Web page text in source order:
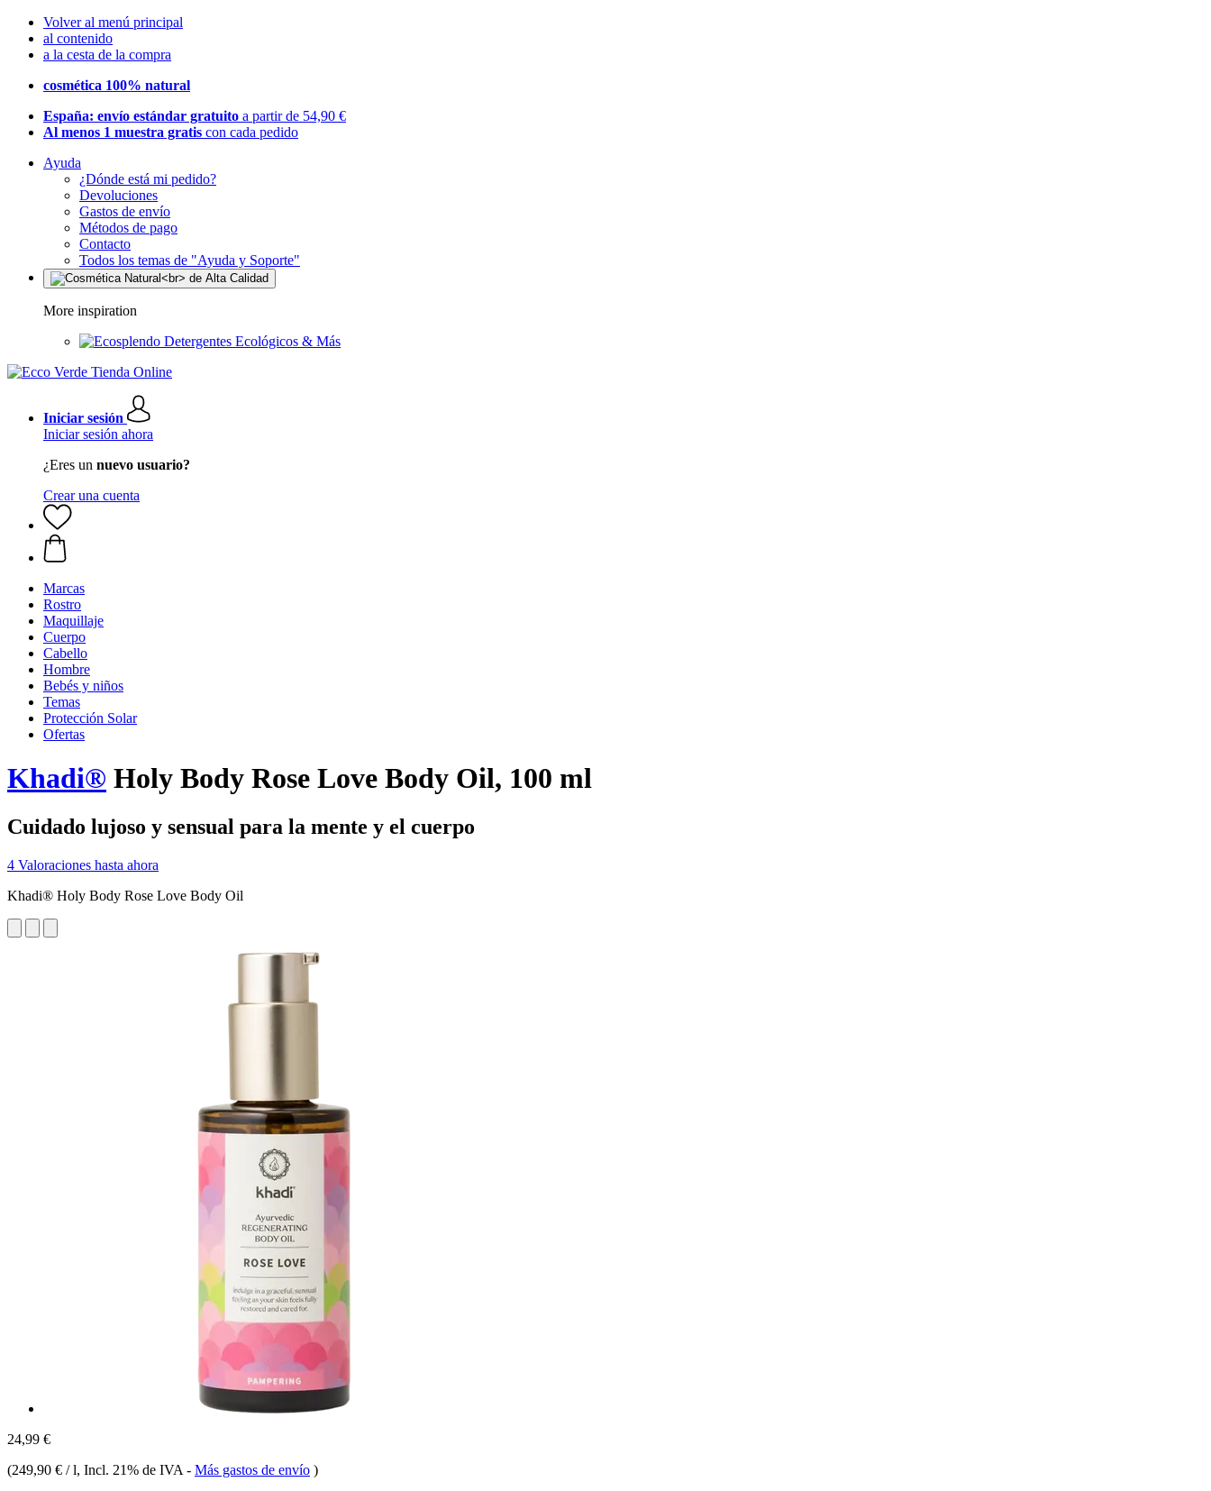
Volver al menú principal
al contenido
a la cesta de la compra
cosmética 100% natural
España: envío estándar gratuito a partir de 54,90 €
Al menos 1 muestra gratis con cada pedido
Ayuda
¿Dónde está mi pedido?
Devoluciones
Gastos de envío
Métodos de pago
Contacto
Todos los temas de "Ayuda y Soporte"
More inspiration
Detergentes Ecológicos & Más
Iniciar sesión
Iniciar sesión ahora
¿Eres un nuevo usuario?
Crear una cuenta
Marcas
Rostro
Maquillaje
Cuerpo
Cabello
Hombre
Bebés y niños
Temas
Protección Solar
Ofertas
Khadi® Holy Body Rose Love Body Oil, 100 ml
Cuidado lujoso y sensual para la mente y el cuerpo
4 Valoraciones hasta ahora
Khadi® Holy Body Rose Love Body Oil
24,99 €
(249,90 € / l, Incl. 21% de IVA - Más gastos de envío )